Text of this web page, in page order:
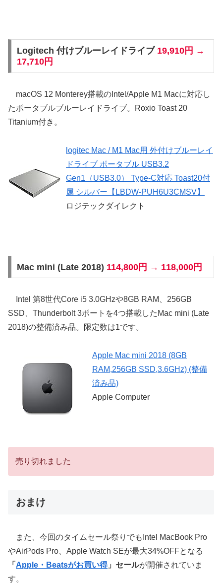
Logitech 付けブルーレイドライブ 19,910円 →
17,710円
macOS 12 Monterey搭載のIntel/Apple M1 Macに対応し
たポータブルブルーレイドライブ。Roxio Toast 20
Titanium付き。
logitec Mac / M1 Mac用 外付けブルーレイ
ドライブ ポータブル USB3.2
Gen1（USB3.0） Type-C対応 Toast20付
属 シルバー【LBDW-PUH6U3CMSV】
ロジテックダイレクト
Mac mini (Late 2018) 114,800円 → 118,000円
Intel 第8世代Core i5 3.0GHzや8GB RAM、256GB
SSD、Thunderbolt 3ポートを4つ搭載したMac mini (Late
2018)の整備済み品。限定数は1です。
Apple Mac mini 2018 (8GB
RAM,256GB SSD,3.6GHz) (整備
済み品)
Apple Computer
売り切れました
おまけ
また、今回のタイムセール祭りでもIntel MacBook Pro
やAirPods Pro、Apple Watch SEが最大34%OFFとなる
「 Apple・Beatsがお買い得」セールが開催されていま
す。